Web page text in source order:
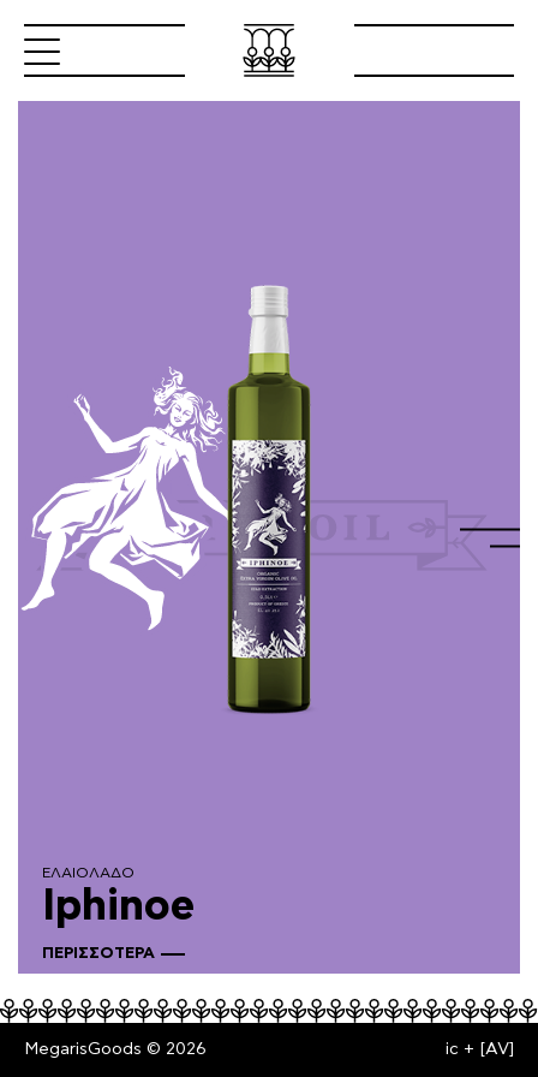
ΕΛΑΙΟΛΑΔΟ
Iphinoe
ΠΕΡΙΣΣΟΤΕΡΑ
MegarisGoods © 2026 ic + [AV]